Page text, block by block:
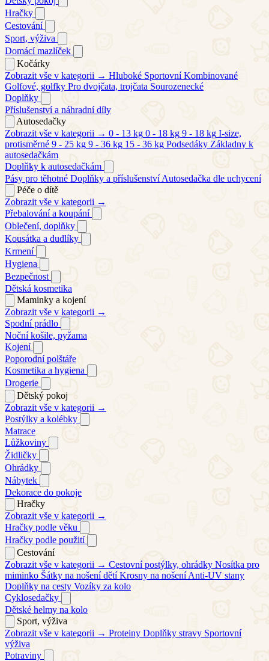
Hračky
Cestování
Sport, výživa
Domácí mazlíček
Kočárky
Zobrazit vše v kategorii → Hluboké Sportovní Kombinované
Golfové, golfky Pro dvojčata, trojčata Sourozenecké
Doplňky
Příslušenství a náhradní díly
Autosedačky
Zobrazit vše v kategorii → 0 - 13 kg 0 - 18 kg 9 - 18 kg I-size,
protisměrné 9 - 25 kg 9 - 36 kg 15 - 36 kg Podsedáky Základny k
autosedačkám
Doplňky k autosedačkám
Pásy pro těhotné Doplňky a příslušenství Autosedačka dle uchycení
Péče o dítě
Zobrazit vše v kategorii →
Přebalování a koupání
Oblečení, doplňky
Kousátka a dudlíky
Krmení
Hygiena
Bezpečnost
Dětská kosmetika
Maminky a kojení
Zobrazit vše v kategorii →
Spodní prádlo
Noční košile, pyžama
Kojení
Poporodní polštáře
Kosmetika a hygiena
Drogerie
Dětský pokoj
Zobrazit vše v kategorii →
Postýlky a kolébky
Matrace
Lůžkoviny
Židličky
Ohrádky
Nábytek
Dekorace do pokoje
Hračky
Zobrazit vše v kategorii →
Hračky podle věku
Hračky podle použití
Cestování
Zobrazit vše v kategorii → Cestovní postýlky, ohrádky Nosítka pro
miminko Šátky na nošení dětí Krosny na nošení Anti-UV stany
Doplňky na cesty Vozíky za kolo
Cyklosedačky
Dětské helmy na kolo
Sport, výživa
Zobrazit vše v kategorii → Proteiny Doplňky stravy Sportovní
výživa
Potraviny